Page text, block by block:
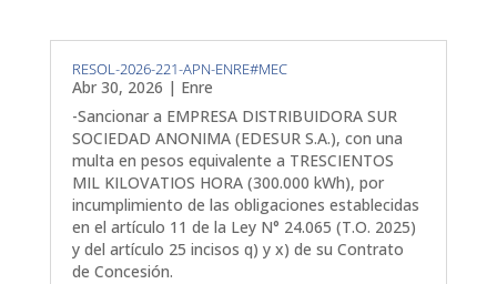
RESOL-2026-221-APN-ENRE#MEC
Abr 30, 2026 | Enre
-Sancionar a EMPRESA DISTRIBUIDORA SUR
SOCIEDAD ANONIMA (EDESUR S.A.), con una
multa en pesos equivalente a TRESCIENTOS
MIL KILOVATIOS HORA (300.000 kWh), por
incumplimiento de las obligaciones establecidas
en el artículo 11 de la Ley N° 24.065 (T.O. 2025)
y del artículo 25 incisos q) y x) de su Contrato
de Concesión.